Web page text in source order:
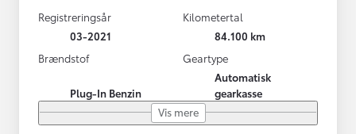
Registreringsår
03-2021
Kilometertal
84.100 km
Brændstof
Plug-In Benzin
Geartype
Automatisk
gearkasse
Vis mere